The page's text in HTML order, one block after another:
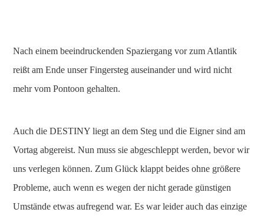
Nach einem beeindruckenden Spaziergang vor zum Atlantik
reißt am Ende unser Fingersteg auseinander und wird nicht
mehr vom Pontoon gehalten.
Auch die DESTINY liegt an dem Steg und die Eigner sind am
Vortag abgereist. Nun muss sie abgeschleppt werden, bevor wir
uns verlegen können. Zum Glück klappt beides ohne größere
Probleme, auch wenn es wegen der nicht gerade günstigen
Umstände etwas aufregend war. Es war leider auch das einzige